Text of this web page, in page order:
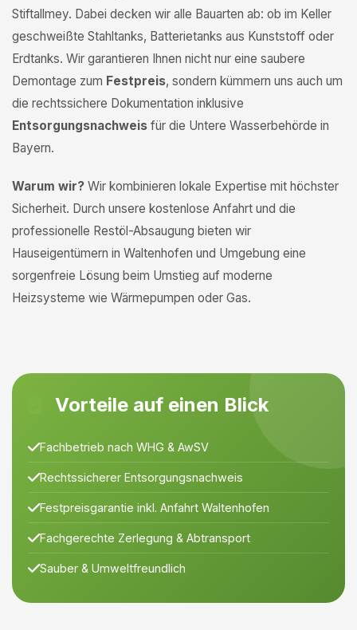
Stiftallmey. Dabei decken wir alle Bauarten ab: ob im Keller
geschweißte Stahltanks, Batterietanks aus Kunststoff oder
Erdtanks. Wir garantieren Ihnen nicht nur eine saubere
Demontage zum Festpreis, sondern kümmern uns auch um
die rechtssichere Dokumentation inklusive
Entsorgungsnachweis für die Untere Wasserbehörde in
Bayern.
Warum wir? Wir kombinieren lokale Expertise mit höchster
Sicherheit. Durch unsere kostenlose Anfahrt und die
professionelle Restöl-Absaugung bieten wir
Hauseigentümern in Waltenhofen und Umgebung eine
sorgenfreie Lösung beim Umstieg auf moderne
Heizsysteme wie Wärmepumpen oder Gas.
Vorteile auf einen Blick
Fachbetrieb nach WHG & AwSV
Rechtssicherer Entsorgungsnachweis
Festpreisgarantie inkl. Anfahrt Waltenhofen
Fachgerechte Zerlegung & Abtransport
Sauber & Umweltfreundlich